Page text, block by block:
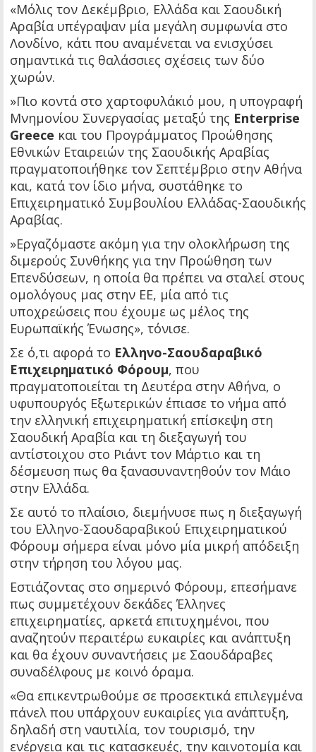
«Μόλις τον Δεκέμβριο, Ελλάδα και Σαουδική
Αραβία υπέγραψαν μία μεγάλη συμφωνία στο
Λονδίνο, κάτι που αναμένεται να ενισχύσει
σημαντικά τις θαλάσσιες σχέσεις των δύο
χωρών.
»Πιο κοντά στο χαρτοφυλάκιό μου, η υπογραφή
Μνημονίου Συνεργασίας μεταξύ της Enterprise
Greece και του Προγράμματος Προώθησης
Εθνικών Εταιρειών της Σαουδικής Αραβίας
πραγματοποιήθηκε τον Σεπτέμβριο στην Αθήνα
και, κατά τον ίδιο μήνα, συστάθηκε το
Επιχειρηματικό Συμβουλίου Ελλάδας-Σαουδικής
Αραβίας.
»Εργαζόμαστε ακόμη για την ολοκλήρωση της
διμερούς Συνθήκης για την Προώθηση των
Επενδύσεων, η οποία θα πρέπει να σταλεί στους
ομολόγους μας στην ΕΕ, μία από τις
υποχρεώσεις που έχουμε ως μέλος της
Ευρωπαϊκής Ένωσης», τόνισε.
Σε ό,τι αφορά το Ελληνο-Σαουδαραβικό
Επιχειρηματικό Φόρουμ, που
πραγματοποιείται τη Δευτέρα στην Αθήνα, ο
υφυπουργός Εξωτερικών έπιασε το νήμα από
την ελληνική επιχειρηματική επίσκεψη στη
Σαουδική Αραβία και τη διεξαγωγή του
αντίστοιχου στο Ριάντ τον Μάρτιο και τη
δέσμευση πως θα ξανασυναντηθούν τον Μάιο
στην Ελλάδα.
Σε αυτό το πλαίσιο, διεμήνυσε πως η διεξαγωγή
του Ελληνο-Σαουδαραβικού Επιχειρηματικού
Φόρουμ σήμερα είναι μόνο μία μικρή απόδειξη
στην τήρηση του λόγου μας.
Εστιάζοντας στο σημερινό Φόρουμ, επεσήμανε
πως συμμετέχουν δεκάδες Έλληνες
επιχειρηματίες, αρκετά επιτυχημένοι, που
αναζητούν περαιτέρω ευκαιρίες και ανάπτυξη
και θα έχουν συναντήσεις με Σαουδάραβες
συναδέλφους με κοινό όραμα.
«Θα επικεντρωθούμε σε προσεκτικά επιλεγμένα
πάνελ που υπάρχουν ευκαιρίες για ανάπτυξη,
δηλαδή στη ναυτιλία, τον τουρισμό, την
ενέργεια και τις κατασκευές, την καινοτομία και